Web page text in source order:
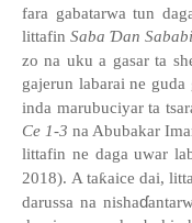
fara gabatarwa tun
littafin Saba Ɗan Sababi
zo na uku a gasar ta
gajerun labarai ne
inda marubuciyar ta
Ce 1-3 na Abubakar
littafin ne daga uwar
2018). A taƙaice dai,
darussa na nishaɗ